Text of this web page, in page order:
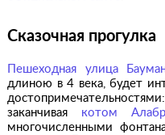
Сказочная прогулка
Пешеходная улица
длиною в 4 века, будет
заканчивая котом
многочисленными